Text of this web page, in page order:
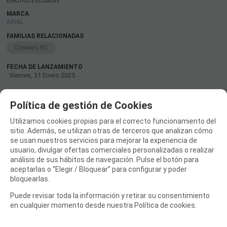
MARCA
AXIAL
FAMILIAS RELACIONADAS
Crawlers RC
FECHA DE LANZAMIENTO
Viernes, 31 Enero 2025
SOLICITAR MÁS INFO RECOMENDAR
CATÁLOGO
TIENDA DJI
OUTLET LIQUIDACION
DRONES Y FPV
AVIONES RC
Política de gestión de Cookies
Utilizamos cookies propias para el correcto funcionamiento del
sitio. Además, se utilizan otras de terceros que analizan cómo
se usan nuestros servicios para mejorar la experiencia de
usuario, divulgar ofertas comerciales personalizadas o realizar
análisis de sus hábitos de navegación. Pulse el botón para
aceptarlas o “Elegir / Bloquear” para configurar y poder
bloquearlas.
Puede revisar toda la información y retirar su consentimiento
en cualquier momento desde nuestra Política de cookies.